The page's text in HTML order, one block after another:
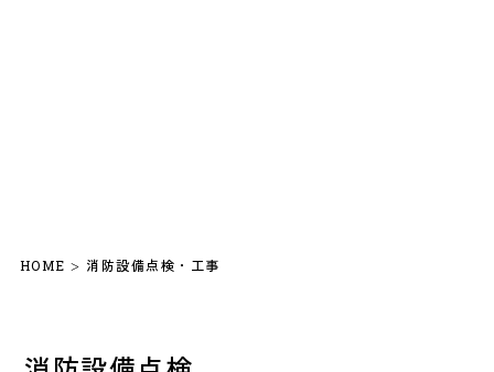
HOME > 消防設備点検・工事